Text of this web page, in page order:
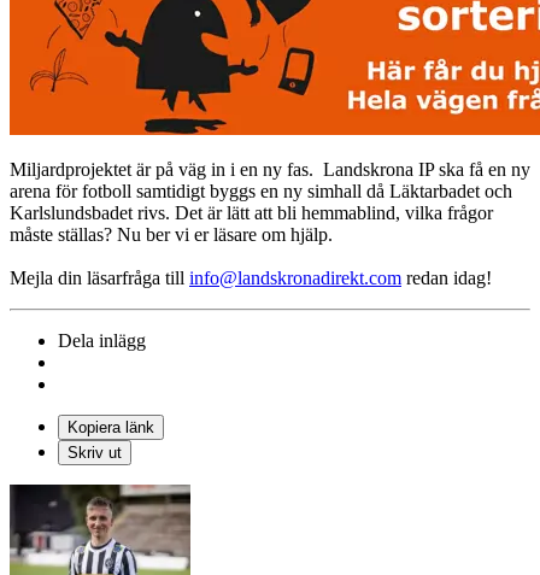
Miljardprojektet är på väg in i en ny fas. Landskrona IP ska få en ny
arena för fotboll samtidigt byggs en ny simhall då Läktarbadet och
Karlslundsbadet rivs. Det är lätt att bli hemmablind, vilka frågor
måste ställas? Nu ber vi er läsare om hjälp.
Mejla din läsarfråga till info@landskronadirekt.com redan idag!
Dela inlägg
Kopiera länk
Skriv ut